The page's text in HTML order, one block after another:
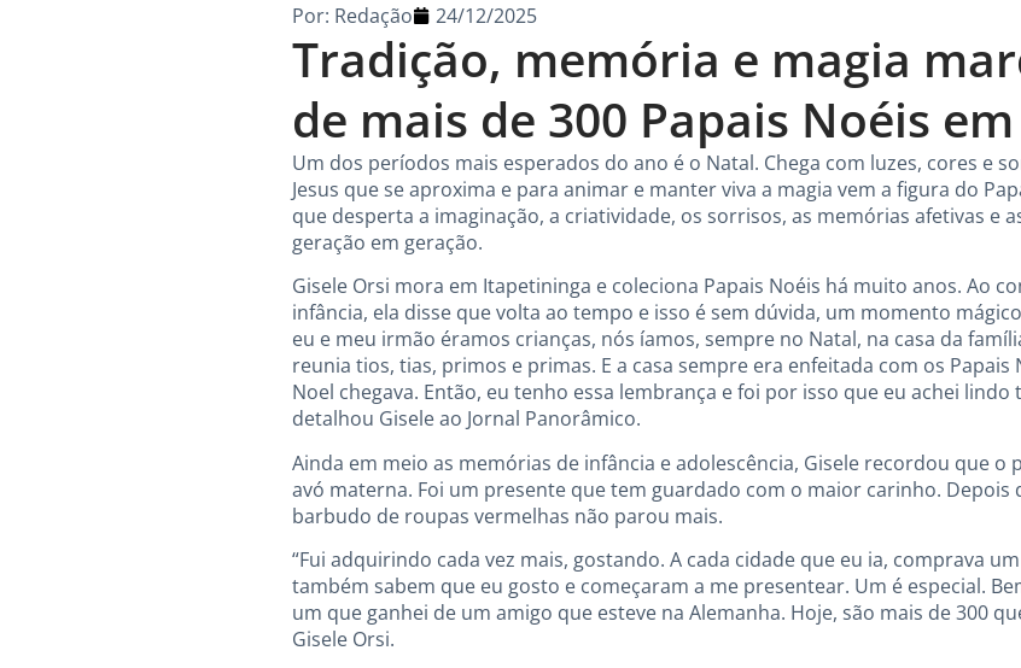
Tradição, memória e magia
de mais de 300 Papais Noéis
Por: Redação 24/12/2025
Um dos períodos mais esperados do ano é o Natal. Chega com luzes, cores e
Jesus que se aproxima e para animar e manter viva a magia vem a figura do
que desperta a imaginação, a criatividade, os sorrisos, as memórias afetivas e
geração em geração.
Gisele Orsi mora em Itapetininga e coleciona Papais Noéis há muito anos. Ao
infância, ela disse que volta ao tempo e isso é sem dúvida, um momento
eu e meu irmão éramos crianças, nós íamos, sempre no Natal, na casa da
reunia tios, tias, primos e primas. E a casa sempre era enfeitada com os Papais
Noel chegava. Então, eu tenho essa lembrança e foi por isso que eu achei lindo
detalhou Gisele ao Jornal Panorâmico.
Ainda em meio as memórias de infância e adolescência, Gisele recordou que o
avó materna. Foi um presente que tem guardado com o maior carinho. Depois
barbudo de roupas vermelhas não parou mais.
“Fui adquirindo cada vez mais, gostando. A cada cidade que eu ia, comprava
também sabem que eu gosto e começaram a me presentear. Um é especial.
um que ganhei de um amigo que esteve na Alemanha. Hoje, são mais de 300
Gisele Orsi.